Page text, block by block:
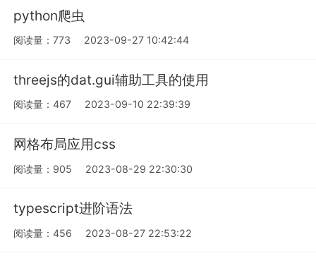
python爬虫
阅读量：773 2023-09-27 10:42:44
threejs的dat.gui辅助工具的使用
阅读量：467 2023-09-10 22:39:39
网格布局应用css
阅读量：905 2023-08-29 22:30:30
typescript进阶语法
阅读量：456 2023-08-27 22:53:22